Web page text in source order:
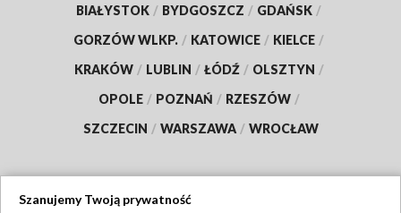
BIAŁYSTOK / BYDGOSZCZ / GDAŃSK /
GORZÓW WLKP. / KATOWICE / KIELCE /
KRAKÓW / LUBLIN / ŁÓDŹ / OLSZTYN /
OPOLE / POZNAŃ / RZESZÓW /
SZCZECIN / WARSZAWA / WROCŁAW
Szanujemy Twoją prywatność